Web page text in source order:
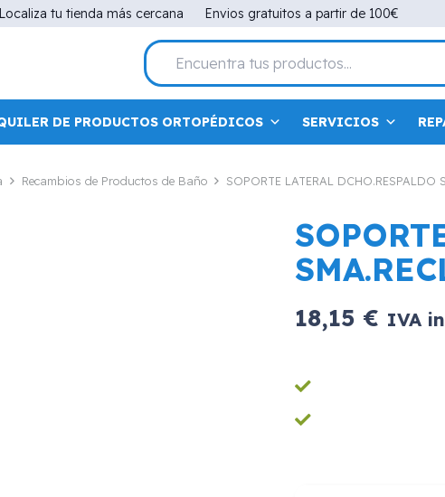
Localiza tu tienda más cercana Envios gratuitos a partir de 100€
DE PRODUCTOS ORTOPÉDICOS SERVICIOS
Recambios de Productos de Baño SOPORTE LATERAL DCHO.RESPALDO
18,15 € IVA